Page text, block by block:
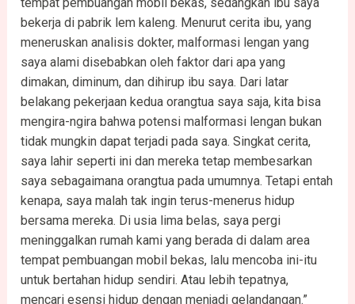
tempat pembuangan mobil bekas, sedangkan ibu saya
bekerja di pabrik lem kaleng. Menurut cerita ibu, yang
meneruskan analisis dokter, malformasi lengan yang
saya alami disebabkan oleh faktor dari apa yang
dimakan, diminum, dan dihirup ibu saya. Dari latar
belakang pekerjaan kedua orangtua saya saja, kita bisa
mengira-ngira bahwa potensi malformasi lengan bukan
tidak mungkin dapat terjadi pada saya. Singkat cerita,
saya lahir seperti ini dan mereka tetap membesarkan
saya sebagaimana orangtua pada umumnya. Tetapi entah
kenapa, saya malah tak ingin terus-menerus hidup
bersama mereka. Di usia lima belas, saya pergi
meninggalkan rumah kami yang berada di dalam area
tempat pembuangan mobil bekas, lalu mencoba ini-itu
untuk bertahan hidup sendiri. Atau lebih tepatnya,
mencari esensi hidup dengan menjadi gelandangan.”